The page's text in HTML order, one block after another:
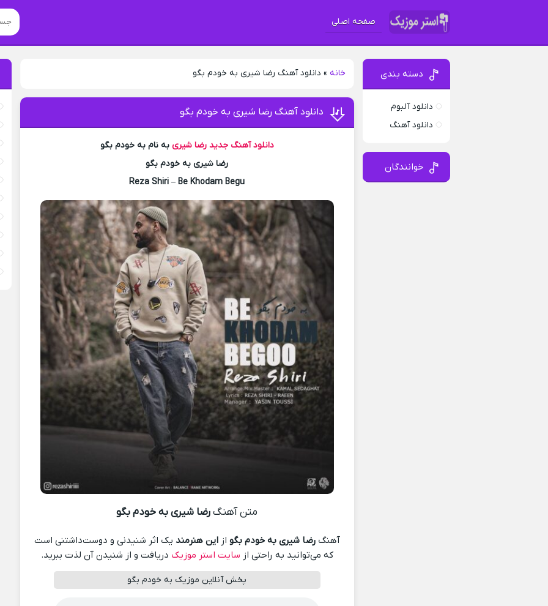
صفحه اصلی
خانه » دانلود آهنگ رضا شیری به خودم بگو
دانلود آهنگ رضا شیری به خودم بگو
دانلود آهنگ جدید رضا شیری به نام به خودم بگو
رضا شیری به خودم بگو
Reza Shiri – Be Khodam Begu
متن آهنگرضا شیری به خودم بگو
آهنگرضا شیری به خودم بگو ازاین هنرمند یک اثر شنیدنی و دوست‌داشتنی است
که می‌توانید به راحتی از سایت استر موزیک دریافت و از شنیدن آن لذت ببرید.
پخش آنلاین موزیک به خودم بگو
دسته بندی
دانلود آلبوم
دانلود آهنگ
خوانندگان